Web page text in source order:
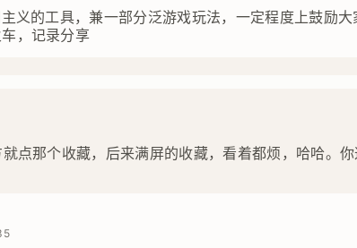
义的工具，兼一部分泛游戏玩法，一定程度上鼓励
，记录分享
点那个收藏，后来满屏的收藏，看着都烦，哈哈。